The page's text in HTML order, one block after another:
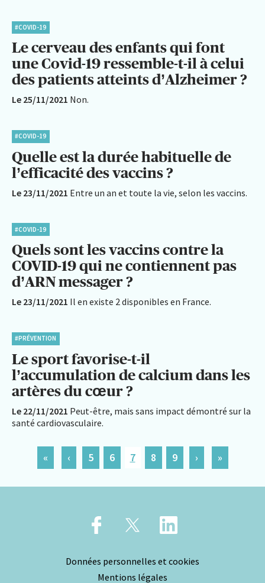
#COVID-19
Le cerveau des enfants qui font
une Covid-19 ressemble-t-il à celui
des patients atteints d’Alzheimer ?
Le 25/11/2021 Non.
#COVID-19
Quelle est la durée habituelle de
l’efficacité des vaccins ?
Le 23/11/2021 Entre un an et toute la vie, selon les vaccins.
#COVID-19
Quels sont les vaccins contre la
COVID-19 qui ne contiennent pas
d’ARN messager ?
Le 23/11/2021 Il en existe 2 disponibles en France.
#PRÉVENTION
Le sport favorise-t-il
l’accumulation de calcium dans les
artères du cœur ?
Le 22/11/2021 Peut-être, mais sans impact démontré sur la
santé cardiovasculaire.
« ‹ 5 6 7 8 9 › »
Données personnelles et cookies
Mentions légales